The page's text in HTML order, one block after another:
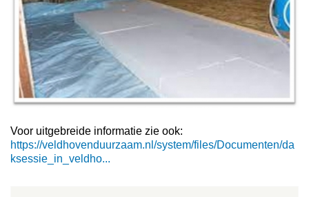
Voor uitgebreide informatie zie ook:
https://veldhovenduurzaam.nl/system/files/Documenten/da
ksessie_in_veldho...